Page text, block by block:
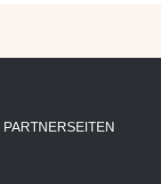
PARTNERSEITEN